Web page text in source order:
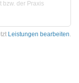
bzw. der Praxis
Leistungen bearbeiten.